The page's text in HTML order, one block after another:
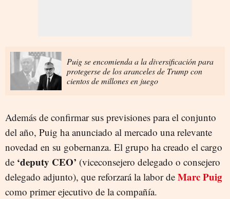
Puig se encomienda a la diversificación para
protegerse de los aranceles de Trump con
cientos de millones en juego
Además de confirmar sus previsiones para el conjunto
del año, Puig ha anunciado al mercado una relevante
novedad en su gobernanza. El grupo ha creado el cargo
de ‘deputy CEO’ (viceconsejero delegado o consejero
delegado adjunto), que reforzará la labor de Marc Puig
como primer ejecutivo de la compañía.